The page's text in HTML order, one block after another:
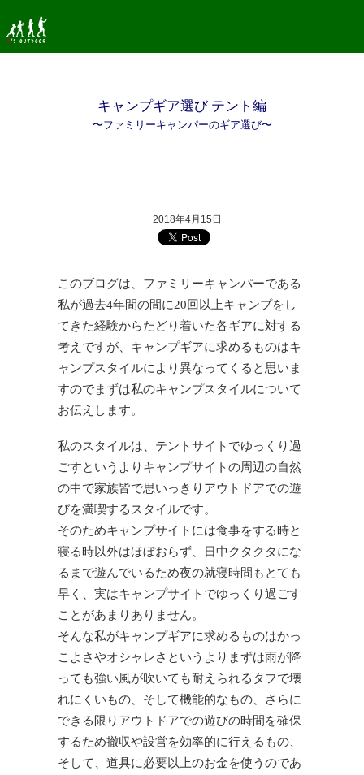
キャンプギア選び テント編
〜ファミリーキャンパーのギア選び〜
2018年4月15日
このブログは、ファミリーキャンパーである
私が過去4年間の間に20回以上キャンプをし
てきた経験からたどり着いた各ギアに対する
考えですが、キャンプギアに求めるものはキ
ャンプスタイルにより異なってくると思いま
すのでまずは私のキャンプスタイルについて
お伝えします。
私のスタイルは、テントサイトでゆっくり過
ごすというよりキャンプサイトの周辺の自然
の中で家族皆で思いっきりアウトドアでの遊
びを満喫するスタイルです。
そのためキャンプサイトには食事をする時と
寝る時以外はほぼおらず、日中クタクタにな
るまで遊んでいるため夜の就寝時間もとても
早く、実はキャンプサイトでゆっくり過ごす
ことがあまりありません。
そんな私がキャンプギアに求めるものはかっ
こよさやオシャレさというよりまずは雨が降
っても強い風が吹いても耐えられるタフで壊
れにくいもの、そして機能的なもの、さらに
できる限りアウトドアでの遊びの時間を確保
するため撤収や設営を効率的に行えるもの、
そして、道具に必要以上のお金を使うのであ